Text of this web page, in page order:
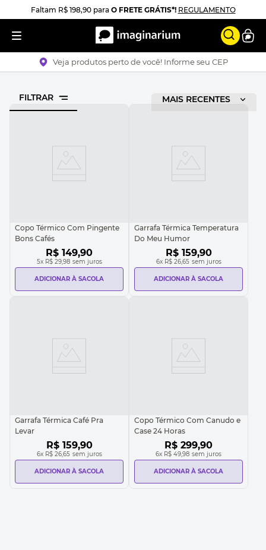
Faltam R$ 198,90paraO FRETE GRÁTIS*! REGULAMENTO
Veja produtos perto de você! Informe seu CEP
FILTRAR ORDENAR POR
MAIS RECENTES
Copo Térmico Com Pingente
Bons Cafés
R$ 149,90
5x R$ 29,98 sem juros
ADICIONAR À SACOLA
Garrafa Térmica Temperatura
Do Meu Humor
R$ 159,90
6x R$ 26,65 sem juros
ADICIONAR À SACOLA
Garrafa Térmica Café Pra
Levar
R$ 159,90
6x R$ 26,65 sem juros
ADICIONAR À SACOLA
Copo Térmico Com Canudo e
Case 24 Horas
R$ 299,90
6x R$ 49,98 sem juros
ADICIONAR À SACOLA